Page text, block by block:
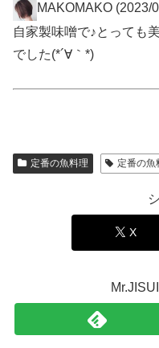
MAKOMAKO (2023/
自家製味噌で♪とっても
でした(*´∀｀*)
定番の魚料理 定番の魚
X